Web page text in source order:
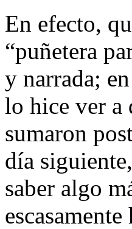
En efecto,
“puñetera
y narrada;
lo hice ver a
sumaron
día
saber algo